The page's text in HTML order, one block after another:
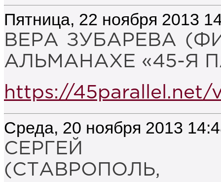
Пятница, 22 ноября 2013
ВЕРА ЗУБАРЕВА
АЛЬМАНАХЕ «45-Я
https://45parallel.net/
Среда, 20 ноября 2013
СЕРГЕЙ